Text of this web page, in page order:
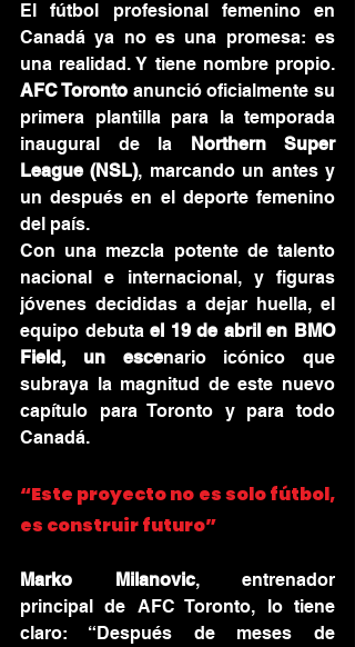
El fútbol profesional femenino en
Canadá ya no es una promesa: es
AFC Toronto anunció oficialmente su
primera plantilla para la temporada
inaugural de la Northern Super
League (NSL), marcando un antes y
un después en el deporte femenino
del país.
Con una mezcla potente de talento
nacional e internacional, y figuras
jóvenes decididas a dejar huella, el
equipo debuta el 19 de abril en BMO
Field, un escenario icónico que
subraya la magnitud de este nuevo
capítulo para Toronto y para todo
Canadá.
“Este proyecto no es solo fútbol,
es construir futuro”
Marko Milanovic, entrenador
principal de AFC Toronto, lo tiene
claro: “Después de meses de